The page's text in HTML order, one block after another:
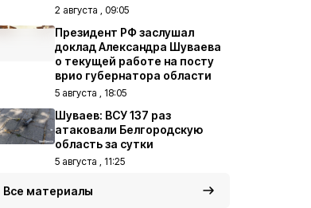
2 августа , 09:05
Президент РФ заслушал
доклад Александра Шуваева
о текущей работе на посту
врио губернатора области
5 августа , 18:05
Шуваев: ВСУ 137 раз
атаковали Белгородскую
область за сутки
5 августа , 11:25
Все материалы